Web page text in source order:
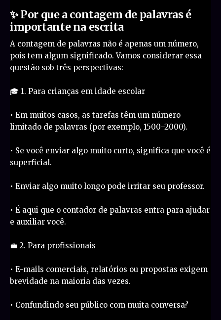
✨ Por que a contagem de palavras é
importante na escrita
A contagem de palavras não é apenas um número,
pois tem algum significado. Vamos considerar essa
questão sob três perspectivas:
🎓 1. Para crianças em idade escolar
• Em muitos casos, as tarefas têm um número
limitado de palavras (por exemplo, 1500–2000).
• Se você enviar algo muito curto, significa que você é
superficial.
• Enviar algo muito longo pode irritar seu professor.
• É aqui que o contador de palavras entra para ajudar
e auxiliar você.
💼 2. Para profissionais
• E-mails comerciais, relatórios ou propostas exigem
brevidade na maioria das vezes.
• Confundindo seu público com muita conversa?